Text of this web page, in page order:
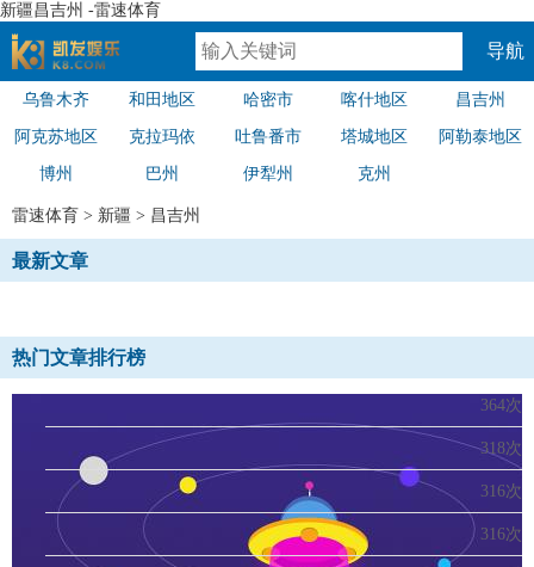
新疆昌吉州 -雷速体育
速体育
导航
乌鲁木齐 和田地区 哈密市 喀什地区 昌吉州
阿克苏地区 克拉玛依 吐鲁番市 塔城地区 阿勒泰地区
博州 巴州 伊犁州 克州
雷速体育 > 新疆 > 昌吉州
最新文章
热门文章排行榜
364次
318次
316次
316次